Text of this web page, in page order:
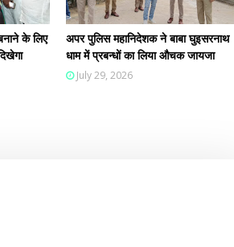
के लिए
अपर पुलिस महानिदेशक ने बाबा घुइसरनाथ
धाम में प्रबन्धों का लिया औचक जायजा
July 29, 2026